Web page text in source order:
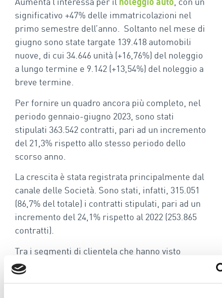
significativo +47% delle immatricolazioni nel
primo semestre dell’anno. Soltanto nel mese di
giugno sono state targate 139.418 automobili
nuove, di cui 34.646 unità (+16,76%) del noleggio
a lungo termine e 9.142 (+13,54%) del noleggio a
breve termine.
Per fornire un quadro ancora più completo, nel
periodo gennaio-giugno 2023, sono stati
stipulati 363.542 contratti, pari ad un incremento
del 21,3% rispetto allo stesso periodo dello
scorso anno.
La crescita è stata registrata principalmente dal
canale delle Società. Sono stati, infatti, 315.051
(86,7% del totale) i contratti stipulati, pari ad un
incremento del 24,1% rispetto al 2022 (253.865
contratti).
Tra i segmenti di clientela che hanno visto
un’ulteriore crescita rispetto allo scorso anno si
distinguono i privati, con e senza partita Iva, che